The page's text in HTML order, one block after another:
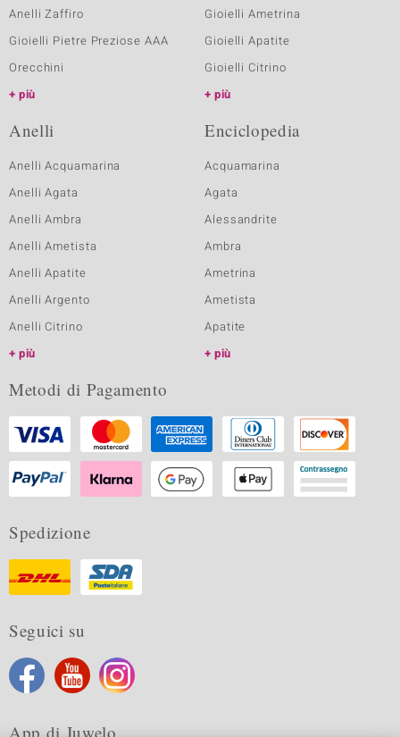
Anelli Zaffiro
Gioielli Pietre Preziose AAA
Orecchini
più
Gioielli Ametrina
Gioielli Apatite
Gioielli Citrino
più
Anelli
Anelli Acquamarina
Anelli Agata
Anelli Ambra
Anelli Ametista
Anelli Apatite
Anelli Argento
Anelli Citrino
più
Enciclopedia
Acquamarina
Agata
Alessandrite
Ambra
Ametrina
Ametista
Apatite
più
Metodi di Pagamento
Spedizione
Seguici su
App di Juwelo